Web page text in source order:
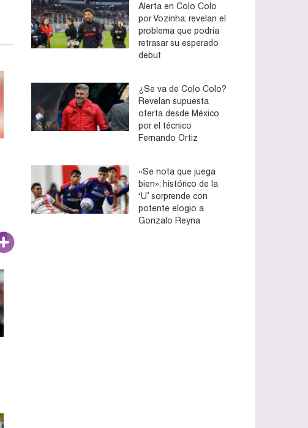
Alerta en Colo Colo
por Vozinha: revelan el
problema que podría
retrasar su esperado
debut
¿Se va de Colo Colo?
Revelan supuesta
oferta desde México
por el técnico
Fernando Ortiz
«Se nota que juega
bien»: histórico de la
‘U’ sorprende con
potente elogio a
Gonzalo Reyna